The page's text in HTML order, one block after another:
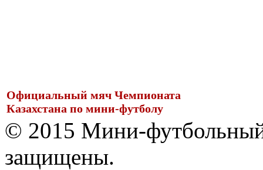
Официальный мяч Чемпионата
Казахстана по мини-футболу
© 2015 Мини-
защищены.